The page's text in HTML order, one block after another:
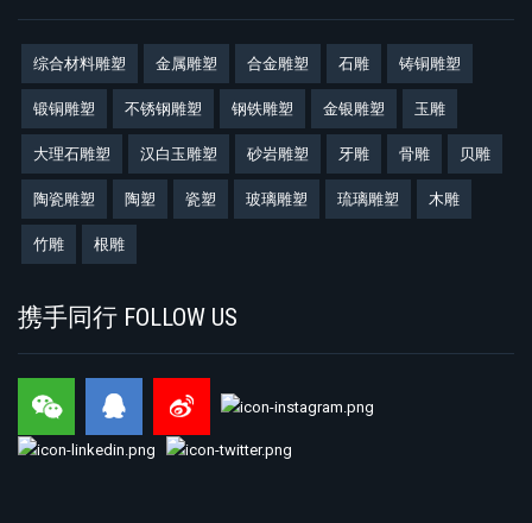
综合材料雕塑 金属雕塑 合金雕塑 石雕 铸铜雕塑
锻铜雕塑 不锈钢雕塑 钢铁雕塑 金银雕塑 玉雕
大理石雕塑 汉白玉雕塑 砂岩雕塑 牙雕 骨雕 贝雕
陶瓷雕塑 陶塑 瓷塑 玻璃雕塑 琉璃雕塑 木雕
竹雕 根雕
携手同行 FOLLOW US